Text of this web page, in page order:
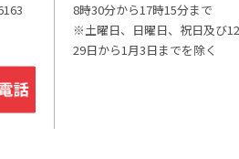
8時30分から17時15分まで
※土曜日、日曜日、祝日及び
29日から1月3日までを除く